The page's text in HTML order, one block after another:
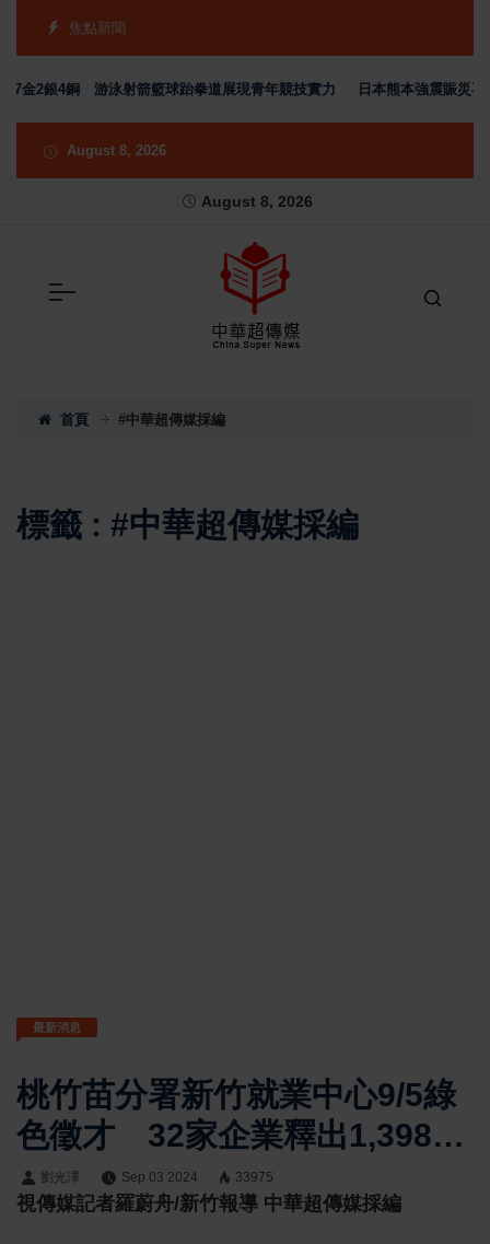
焦點新聞
銀4銅 游泳射箭籃球跆拳道展現青年競技實力 日本熊本強震賑災再獲支
August 8, 2026
August 8, 2026
首頁 #中華超傳媒採編
標籤 : #中華超傳媒採編
最新消息
桃竹苗分署新竹就業中心9/5綠
色徵才 32家企業釋出1,398個
職缺
劉光澤 Sep 03 2024 33975
視傳媒記者羅蔚舟/新竹報導 中華超傳媒採編